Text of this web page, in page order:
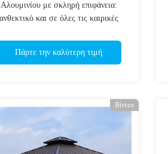
Αλουμινίου με σκληρή επιφάνεια:
και σε όλες τις καιρικές
Πάρτε την καλύτερη τιμή
Βίντεο